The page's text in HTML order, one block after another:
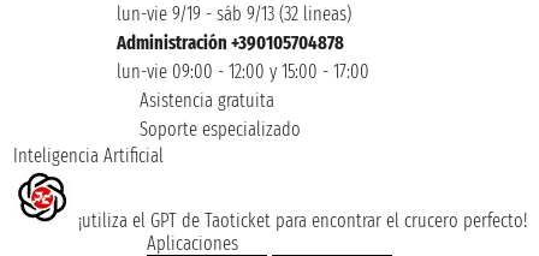
lun-vie 9/19 - sáb 9/13 (32 lineas)
Administración +390105704878
lun-vie 09:00 - 12:00 y 15:00 - 17:00
Asistencia gratuita
Soporte especializado
Inteligencia Artificial
¡utiliza el GPT de Taoticket para encontrar el crucero perfecto!
Aplicaciones